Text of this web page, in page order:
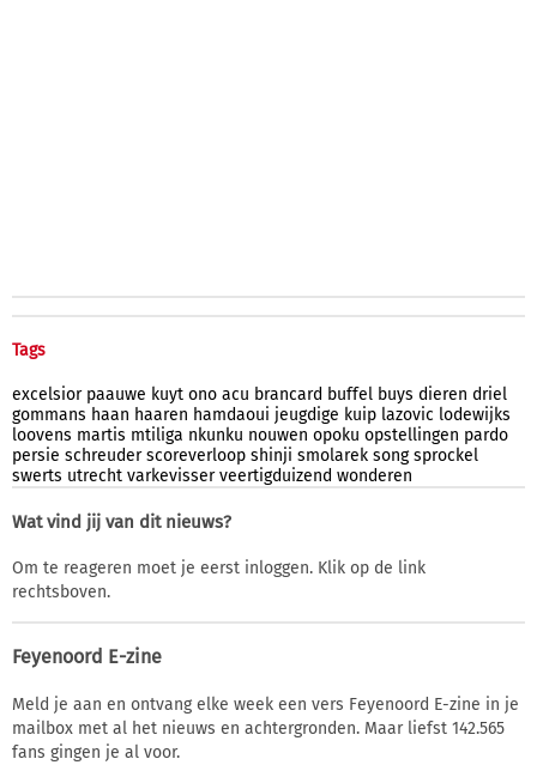
Tags
excelsior paauwe kuyt ono acu brancard buffel buys dieren driel
gommans haan haaren hamdaoui jeugdige kuip lazovic lodewijks
loovens martis mtiliga nkunku nouwen opoku opstellingen pardo
persie schreuder scoreverloop shinji smolarek song sprockel
swerts utrecht varkevisser veertigduizend wonderen
Wat vind jij van dit nieuws?
Om te reageren moet je eerst inloggen. Klik op de link
rechtsboven.
Feyenoord E-zine
Meld je aan en ontvang elke week een vers Feyenoord E-zine in je
mailbox met al het nieuws en achtergronden. Maar liefst 142.565
fans gingen je al voor.